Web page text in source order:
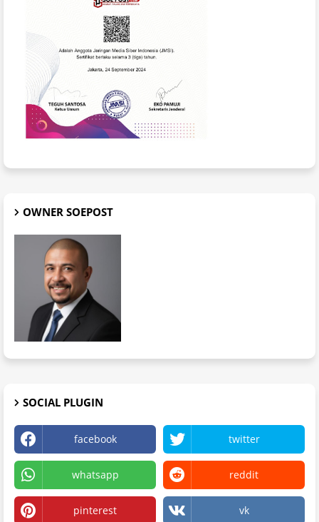
OWNER SOEPOST
SOCIAL PLUGIN
facebook twitter
whatsapp reddit
pinterest vk